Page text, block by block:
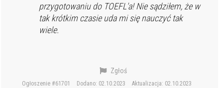
przygotowaniu do TOEFL'a! Nie sądziłem, że w
tak krótkim czasie uda mi się nauczyć tak
wiele.
Ogłoszenie #61701 Dodano: 02.10.2023 Aktualizacja: 02.10.2023
Zgłoś